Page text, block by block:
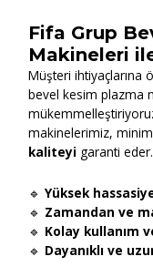
Fifa Grup
Makineleri ile
Müşteri ihtiyaçlarına
bevel kesim plazma
makinelerimiz,
kaliteyi garanti eder.
🔹Yüksek
🔹 Zamandan ve
🔹 Kolay kullanım
🔹 Dayanıklı ve